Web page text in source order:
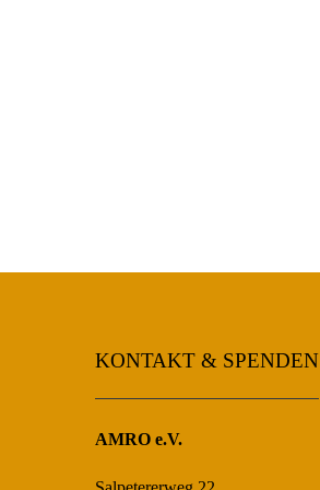
KONTAKT & SPENDEN
AMRO e.V.